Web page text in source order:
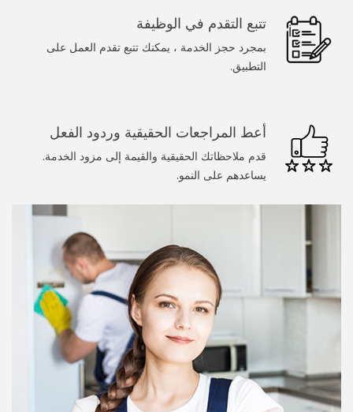
الرسامين
عامل يدوي
خدمات عند الطلب
تدليك
غسيل سيارة
يجلس الطفل
تتبع التقدم في الوظيفة
بمجرد حجز الخدمة ، يمكنك تتبع تقدم العمل على
التطبيق.
أعط المراجعات الحقيقية وردود الفعل
قدم ملاحظاتك الحقيقية والقيمة إلى مزود الخدمة.
يساعدهم على النمو.